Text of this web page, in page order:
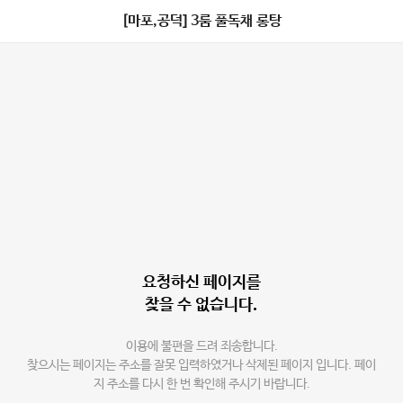
[마포,공덕] 3룸 풀독채 롱탕
요청하신 페이지를
찾을 수 없습니다.
이용에 불편을 드려 죄송합니다.
찾으시는 페이지는 주소를 잘못 입력하였거나 삭제된 페이지 입니다. 페이
지 주소를 다시 한 번 확인해 주시기 바랍니다.